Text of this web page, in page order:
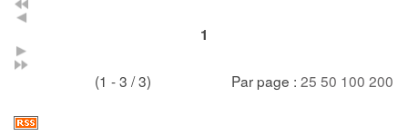
1
(1 - 3 / 3) Par page : 25 50 100 200